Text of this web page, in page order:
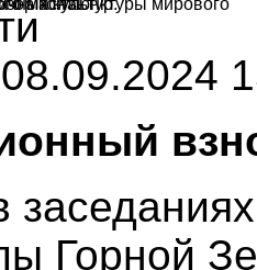
конъюнктуры мирового
масла.
культур.
Горной